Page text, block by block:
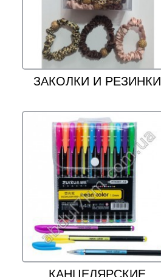
ЗАКОЛКИ И РЕЗИНКИ
КАНЦЕЛЯРСКИЕ